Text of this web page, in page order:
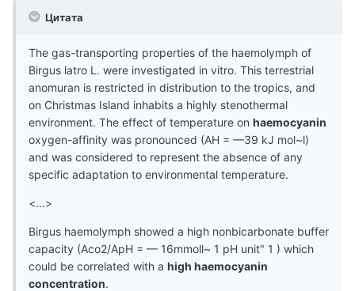
Цитата
The gas-transporting properties of the haemolymph of
Birgus latro L. were investigated in vitro. This terrestrial
anomuran is restricted in distribution to the tropics, and
on Christmas Island inhabits a highly stenothermal
environment. The effect of temperature on haemocyanin
oxygen-affinity was pronounced (AH = —39 kJ mol~l)
and was considered to represent the absence of any
specific adaptation to environmental temperature.
<...>
Birgus haemolymph showed a high nonbicarbonate buffer
capacity (Aco2/ApH = — 16mmoll~ 1 pH unit" 1 ) which
could be correlated with a high haemocyanin
concentration.